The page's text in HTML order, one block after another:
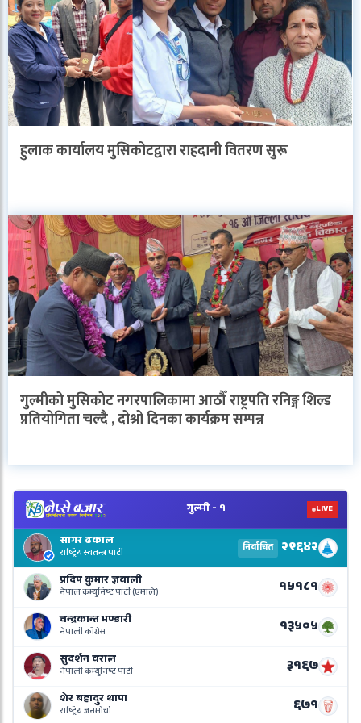
हुलाक कार्यालय मुसिकोटद्वारा राहदानी वितरण सुरू
गुल्मीको मुसिकोट नगरपालिकामा आठौँ राष्ट्रपति रनिङ्ग शिल्ड
प्रतियोगिता चल्दै , दोश्रो दिनका कार्यक्रम सम्पन्न